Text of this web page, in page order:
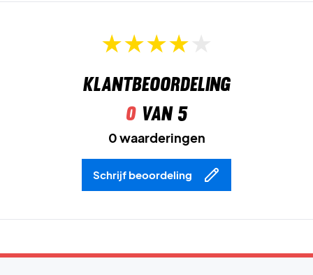
Klantbeoordeling
0van 5
0 waarderingen
Schrijf beoordeling